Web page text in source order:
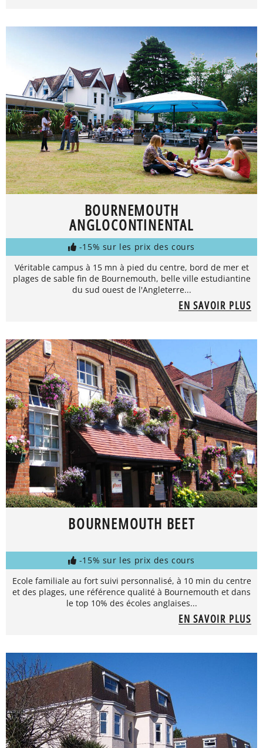
BOURNEMOUTH
ANGLOCONTINENTAL
-15% sur les prix des cours
Véritable campus à 15 mn à pied du centre, bord de mer et
plages de sable fin de Bournemouth, belle ville estudiantine
du sud ouest de l'Angleterre...
EN SAVOIR PLUS
BOURNEMOUTH BEET
-15% sur les prix des cours
Ecole familiale au fort suivi personnalisé, à 10 min du centre
et des plages, une référence qualité à Bournemouth et dans
le top 10% des écoles anglaises...
EN SAVOIR PLUS